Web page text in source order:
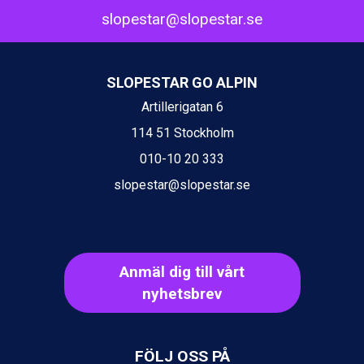
Sestriere från 6.945 kr.
Val Thorens från 8.395 kr.
St. Anton från 11.245 kr.
Zell am See från 6.295 kr.
Canazei från 7.195 kr.
Livigno från 5.595 kr.
Ponte di Legno från 7.395 kr.
Sauze dOulx från 6.145 kr.
Arabba från 11.045 kr.
La Thuile från 7.045 kr.
Cervinia från 8.245 kr.
Passo Tonale från 5.895 kr.
Bad Hofgastein från 8.595 kr.
slopestar@slopestar.se
SLOPESTAR GO ALPIN
Artillerigatan 6
114 51 Stockholm
010-10 20 333
slopestar@slopestar.se
Anmäl dig till vårt
nyhetsbrev
FÖLJ OSS PÅ